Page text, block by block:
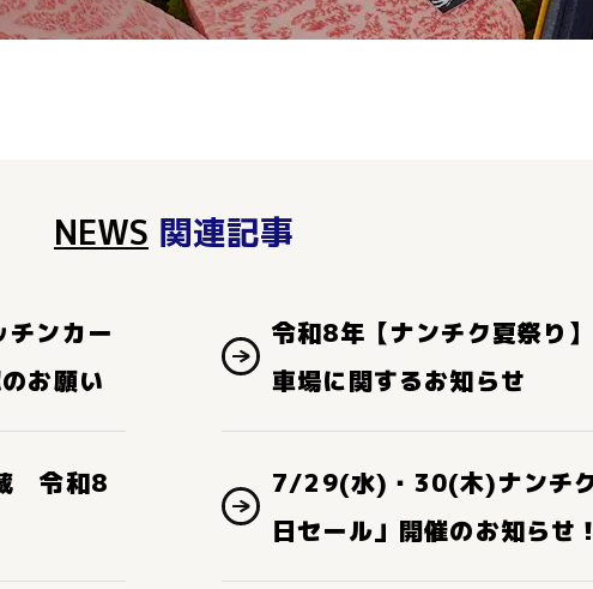
NEWS 関連記事
チンカー
お願い
令和8年【ナンチク夏祭り
車場に関するお知らせ
令和8
7/29(水)・30(木)ナンチ
日セール」開催のお知らせ！